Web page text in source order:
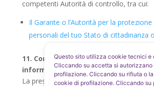
competenti Autorità di controllo, tra cui:
Il Garante o l’Autorità per la protezione
personali del tuo Stato di cittadinanza
11. Come ti informiamo sulle
informativa?
La presente informativa è soggetta a
Questo sito utilizza cookie tecnici e
Cliccando su accetta si
profilazione. Cliccando su rifiuta o
cookie di profilazione. Cliccando su